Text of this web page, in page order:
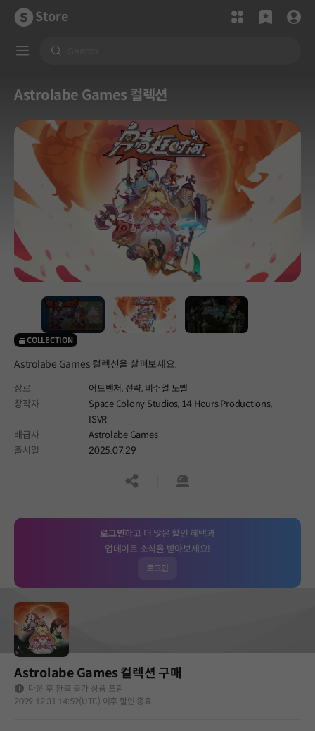
Store
Astrolabe Games 컬렉션
COLLECTION
Astrolabe Games 컬렉션을 살펴보세요.
장르 어드벤처, 전략, 비주얼 노벨
창작자
Space Colony Studios, 14 Hours Productions,
ISVR
배급사
Astrolabe Games
출시일
2025.07.29
공유하기신고하기
로그인하고 더 많은 할인 혜택과
업데이트 소식을 받아보세요!
로그인
Astrolabe Games 컬렉션 구매
다운 후 환불 불가 상품 포함
2099.12.31 14:59(UTC) 이후 할인 종료